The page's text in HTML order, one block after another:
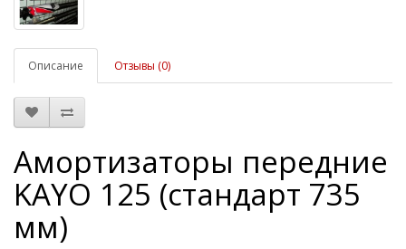
Описание Отзывы (0)
Амортизаторы передние
KAYO 125 (стандарт 735
мм)